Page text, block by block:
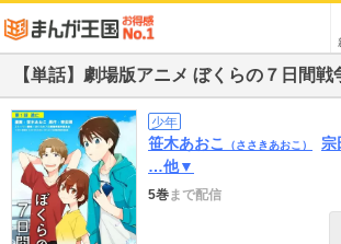
【単話】劇場版アニメ ぼくらの７日間戦
少年
笹木あおこ （ささきあおこ） 宗
…他▼
5巻まで配信